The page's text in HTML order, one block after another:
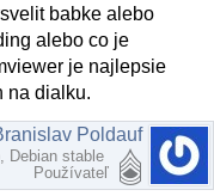
babke alebo
alebo co je
je najlepsie
na dialku.
RE: remote desktop pod linuxom Poldauf
Debian stable
Používateľ